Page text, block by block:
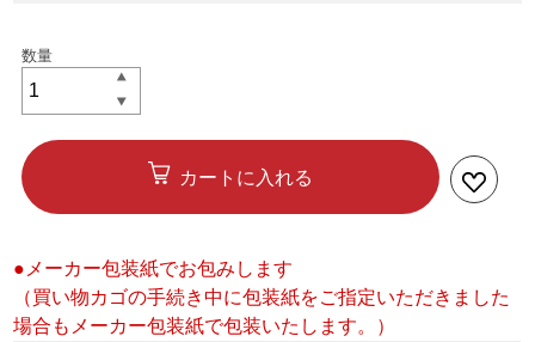
カートに入れる
●メーカー包装紙でお包みします
（買い物カゴの手続き中に包装紙をご指定いただきました
場合もメーカー包装紙で包装いたします。）